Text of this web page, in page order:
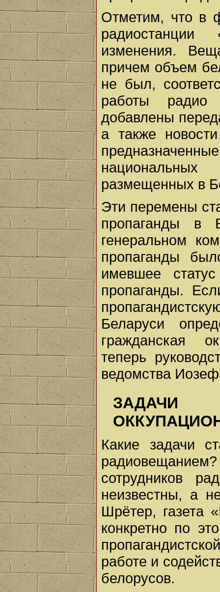
Отметим, что в
радиостанции
изменения.
причем объем
не был,
работы
добавлены
а также
размещенных в
Эти перемены
пропаганды
генеральном
пропаганды
имевшее
пропаганды.
Беларуси
гражданская
теперь
ведомства
ЗАДАЧИ
Какие задачи
сотрудников
неизвестны, а
Шрётер, газета
конкретно по
работе и
белорусов.